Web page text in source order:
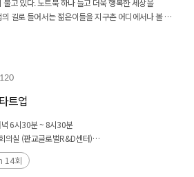
AI-based entrepreneurial activity drives economic
strategy must be planned and executed to
고 있다. 노트북 하나 들고 더욱 행복한 세상을
길로 들어서는 젊은이들을 지구촌 어디에서나 볼 수
트업
6시30분 ~ 8시30분
의실 (판교글로벌R&D센터)
장) 한국 스타트업의 특징 및 정부의 역할
14회